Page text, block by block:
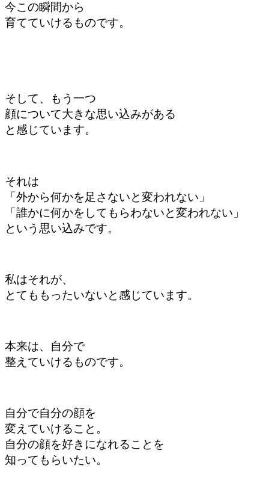
今この瞬間から
育てていけるものです。
そして、もう一つ
顔について大きな思い込みがある
と感じています。
それは
「外から何かを足さないと変われない」
「誰かに何かをしてもらわないと変われない」
という思い込みです。
私はそれが、
とても もったいないと 感じています。
本来は、 自分で
整えていけるものです。
自分で自分の顔を
変えていけること。
自分の顔を好きになれることを
知ってもらいたい。